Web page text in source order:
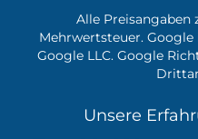
Alle Preisangaben
Mehrwertsteuer.
Google LLC. Google
Unsere